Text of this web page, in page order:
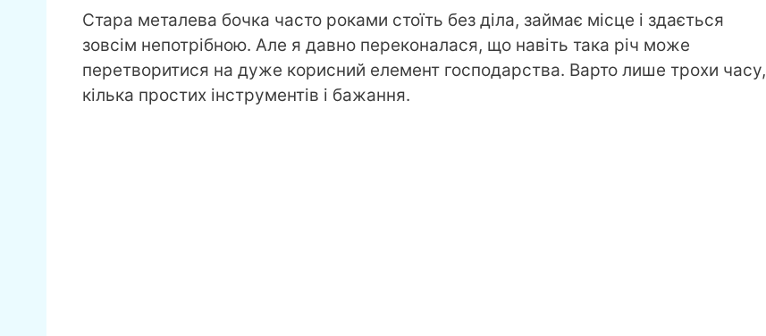
Стара металева бочка часто роками стоїть без діла, займає місце і здається
зовсім непотрібною. Але я давно переконалася, що навіть така річ може
перетворитися на дуже корисний елемент господарства. Варто лише трохи часу,
кілька простих інструментів і бажання.